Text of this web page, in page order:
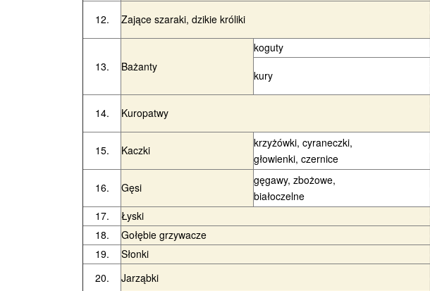
12.
Zające szaraki, dzikie króliki
13. Bażanty
koguty
kury
14. Kuropatwy
15. Kaczki
krzyżówki, cyraneczki,
głowienki, czernice
16. Gęsi
gęgawy, zbożowe,
białoczelne
17.
Łyski
18.
Gołębie grzywacze
19.
Słonki
20.
Jarząbki